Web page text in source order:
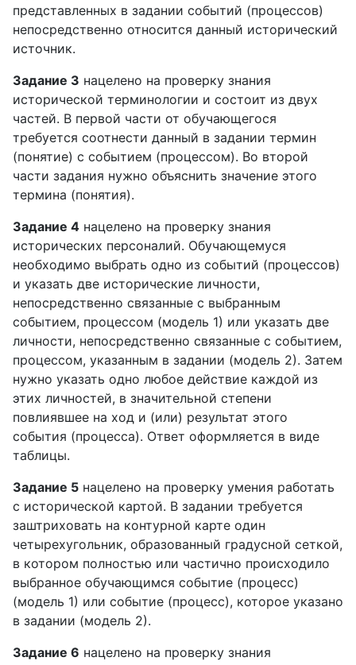
представленных в задании событий (процессов)
непосредственно относится данный исторический
источник.
Задание 3 нацелено на проверку знания
исторической терминологии и состоит из двух
частей. В первой части от обучающегося
требуется соотнести данный в задании термин
(понятие) с событием (процессом). Во второй
части задания нужно объяснить значение этого
термина (понятия).
Задание 4 нацелено на проверку знания
исторических персоналий. Обучающемуся
необходимо выбрать одно из событий (процессов)
и указать две исторические личности,
непосредственно связанные с выбранным
событием, процессом (модель 1) или указать две
личности, непосредственно связанные с событием,
процессом, указанным в задании (модель 2). Затем
нужно указать одно любое действие каждой из
этих личностей, в значительной степени
повлиявшее на ход и (или) результат этого
события (процесса). Ответ оформляется в виде
таблицы.
Задание 5 нацелено на проверку умения работать
с исторической картой. В задании требуется
заштриховать на контурной карте один
четырехугольник, образованный градусной сеткой,
в котором полностью или частично происходило
выбранное обучающимся событие (процесс)
(модель 1) или событие (процесс), которое указано
в задании (модель 2).
Задание 6 нацелено на проверку знания